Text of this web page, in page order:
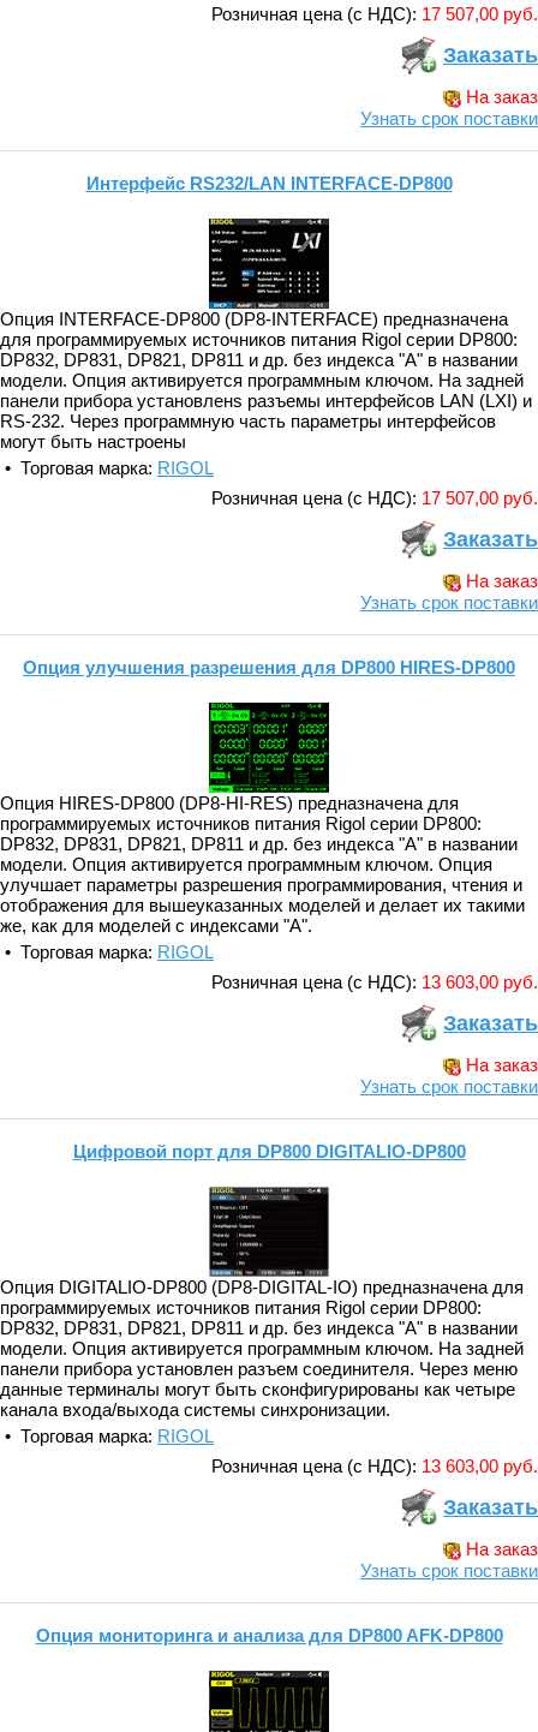
Розничная цена (с НДС): 17 507,00 руб.
Заказать
На заказ
Узнать срок поставки
Интерфейс RS232/LAN INTERFACE-DP800
Опция INTERFACE-DP800 (DP8-INTERFACE) предназначена
для программируемых источников питания Rigol серии DP800:
DP832, DP831, DP821, DP811 и др. без индекса "A" в названии
модели. Опция активируется программным ключом. На задней
панели прибора установленs разъемы интерфейсов LAN (LXI) и
RS-232. Через программную часть параметры интерфейсов
могут быть настроены
• Торговая марка: RIGOL
Розничная цена (с НДС): 17 507,00 руб.
Заказать
На заказ
Узнать срок поставки
Опция улучшения разрешения для DP800 HIRES-DP800
Опция HIRES-DP800 (DP8-HI-RES) предназначена для
программируемых источников питания Rigol серии DP800:
DP832, DP831, DP821, DP811 и др. без индекса "A" в названии
модели. Опция активируется программным ключом. Опция
улучшает параметры разрешения программирования, чтения и
отображения для вышеуказанных моделей и делает их такими
же, как для моделей с индексами "A".
• Торговая марка: RIGOL
Розничная цена (с НДС): 13 603,00 руб.
Заказать
На заказ
Узнать срок поставки
Цифровой порт для DP800 DIGITALIO-DP800
Опция DIGITALIO-DP800 (DP8-DIGITAL-IO) предназначена для
программируемых источников питания Rigol серии DP800:
DP832, DP831, DP821, DP811 и др. без индекса "A" в названии
модели. Опция активируется программным ключом. На задней
панели прибора установлен разъем соединителя. Через меню
данные терминалы могут быть сконфигурированы как четыре
канала входа/выхода системы синхронизации.
• Торговая марка: RIGOL
Розничная цена (с НДС): 13 603,00 руб.
Заказать
На заказ
Узнать срок поставки
Опция мониторинга и анализа для DP800 AFK-DP800